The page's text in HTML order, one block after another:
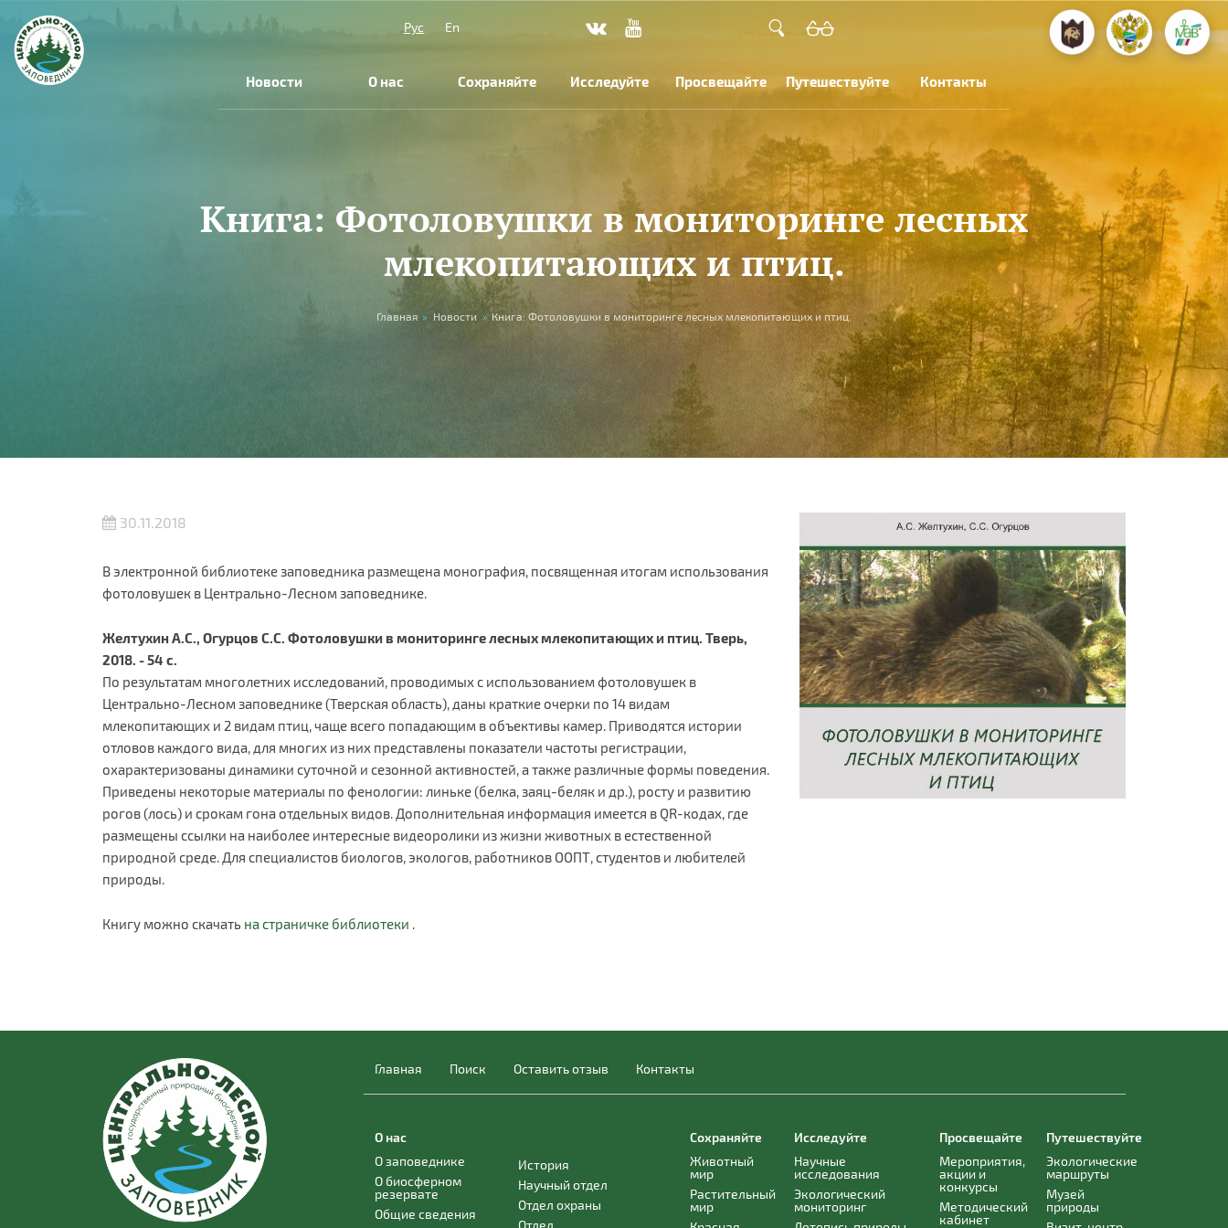
Перейти к основному содержанию
Рус
En
Новости О нас Сохраняйте Исследуйте Просвещайте Путешествуйте Контакты
Книга: Фотоловушки в мониторинге лесных
млекопитающих и птиц.
Главная » Новости » Книга: Фотоловушки в мониторинге лесных млекопитающих и птиц.
30.11.2018
В электронной библиотеке заповедника размещена монография, посвященная итогам использования
фотоловушек в Центрально-Лесном заповеднике.
Желтухин А.С., Огурцов С.С. Фотоловушки в мониторинге лесных млекопитающих и птиц. Тверь,
2018. - 54 с.
По результатам многолетних исследований, проводимых с использованием фотоловушек в
Центрально-Лесном заповеднике (Тверская область), даны краткие очерки по 14 видам
млекопитающих и 2 видам птиц, чаще всего попадающим в объективы камер. Приводятся истории
отловов каждого вида, для многих из них представлены показатели частоты регистрации,
охарактеризованы динамики суточной и сезонной активностей, а также различные формы поведения.
Приведены некоторые материалы по фенологии: линьке (белка, заяц-беляк и др.), росту и развитию
рогов (лось) и срокам гона отдельных видов. Дополнительная информация имеется в QR-кодах, где
размещены ссылки на наиболее интересные видеоролики из жизни животных в естественной
природной среде. Для специалистов биологов, экологов, работников ООПТ, студентов и любителей
природы.
Книгу можно скачать на страничке библиотеки .
Главная Поиск Оставить отзыв Контакты
О нас
О заповеднике
О биосферном
резервате
Общие сведения
История
Научный отдел
Отдел охраны
Отдел
Сохраняйте
Животный
мир
Растительный
мир
Исследуйте
Научные
исследования
Экологический
мониторинг
Просвещайте
Мероприятия,
акции и
конкурсы
Методический
кабинет
Путешествуйте
Экологические
маршруты
Музей
природы